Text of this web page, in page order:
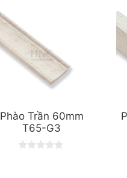
Phào Trần 60mm
T65-G3